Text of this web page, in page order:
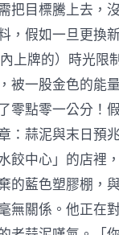
把目標騰上去，
，假如一旦更換
上牌的）時光限
被一股金色的能
零點零一公分！
：蒜泥與末日預
餃中心」的店裡
的藍色塑膠棚，
無關係。他正在